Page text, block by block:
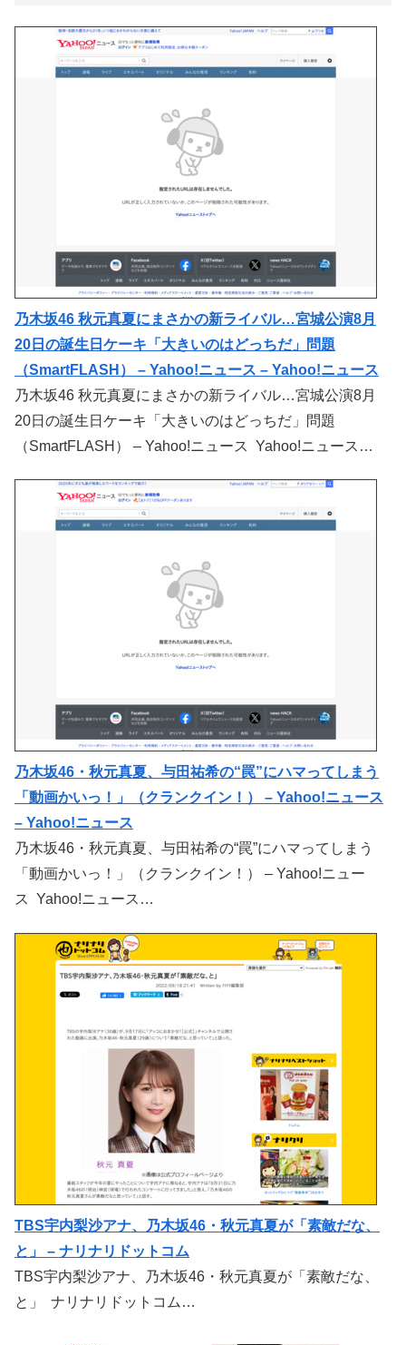
乃木坂46 秋元真夏にまさかの新ライバル…宮城公演8月
20日の誕生日ケーキ「大きいのはどっちだ」問題
（SmartFLASH） – Yahoo!ニュース – Yahoo!ニュース
乃木坂46 秋元真夏にまさかの新ライバル…宮城公演8月
20日の誕生日ケーキ「大きいのはどっちだ」問題
（SmartFLASH） – Yahoo!ニュース Yahoo!ニュース…
乃木坂46・秋元真夏、与田祐希の“罠”にハマってしまう
「動画かいっ！」（クランクイン！） – Yahoo!ニュース
– Yahoo!ニュース
乃木坂46・秋元真夏、与田祐希の“罠”にハマってしまう
「動画かいっ！」（クランクイン！） – Yahoo!ニュー
ス Yahoo!ニュース…
TBS宇内梨沙アナ、乃木坂46・秋元真夏が「素敵だな、
と」 – ナリナリドットコム
TBS宇内梨沙アナ、乃木坂46・秋元真夏が「素敵だな、
と」 ナリナリドットコム…